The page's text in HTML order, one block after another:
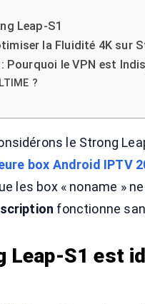
Leap-S1
la Fluidité 4K sur
le VPN est
?
le Strong
box Android IPTV
les box « noname »
fonctionne
Leap-S1 est